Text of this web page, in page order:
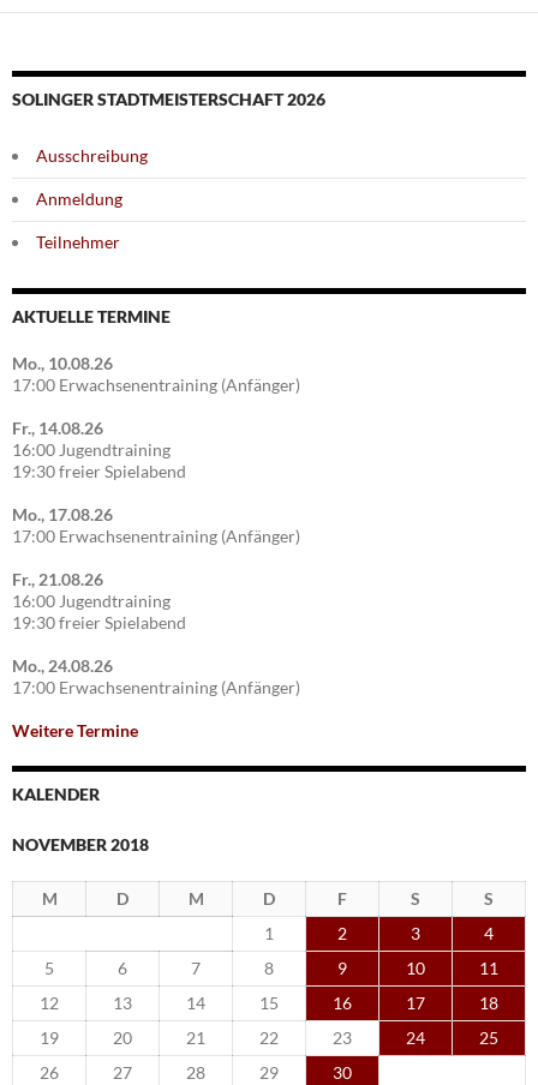
SOLINGER STADTMEISTERSCHAFT 2026
Ausschreibung
Anmeldung
Teilnehmer
AKTUELLE TERMINE
Mo., 10.08.26
17:00 Erwachsenentraining (Anfänger)
Fr., 14.08.26
16:00 Jugendtraining
19:30 freier Spielabend
Mo., 17.08.26
17:00 Erwachsenentraining (Anfänger)
Fr., 21.08.26
16:00 Jugendtraining
19:30 freier Spielabend
Mo., 24.08.26
17:00 Erwachsenentraining (Anfänger)
Weitere Termine
KALENDER
NOVEMBER 2018
M D M D F S
S
1
2 3
4
5
6 7 8 9 10
11
12
13 14 15 16 17
18
19
20 21 22 23 24
25
26
27 28 29
30